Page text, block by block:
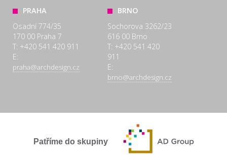
PRAHA
Osadní 774/35
170 00 Praha 7
T: +420 541 420 911
E:
praha@archdesign.cz
BRNO
Sochorova 3262/23
616 00 Brno
T: +420 541 420
911
E:
brno@archdesign.cz
Patříme do skupiny